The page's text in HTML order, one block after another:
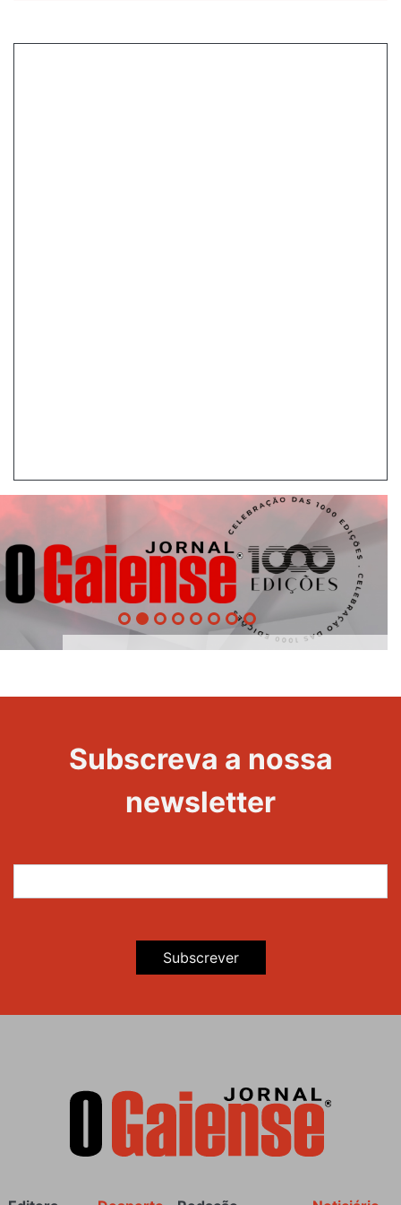
Evento
Subscreva a nossa
newsletter
Subscrever